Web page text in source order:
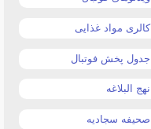
کالری مواد غذایی
جدول پخش فوتبال
نهج البلاغه
صحیفه سجادیه